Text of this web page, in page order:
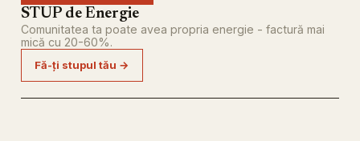
STUP de Energie
Comunitatea ta poate avea propria energie - factură mai
mică cu 20-60%.
Fă-ți stupul tău →